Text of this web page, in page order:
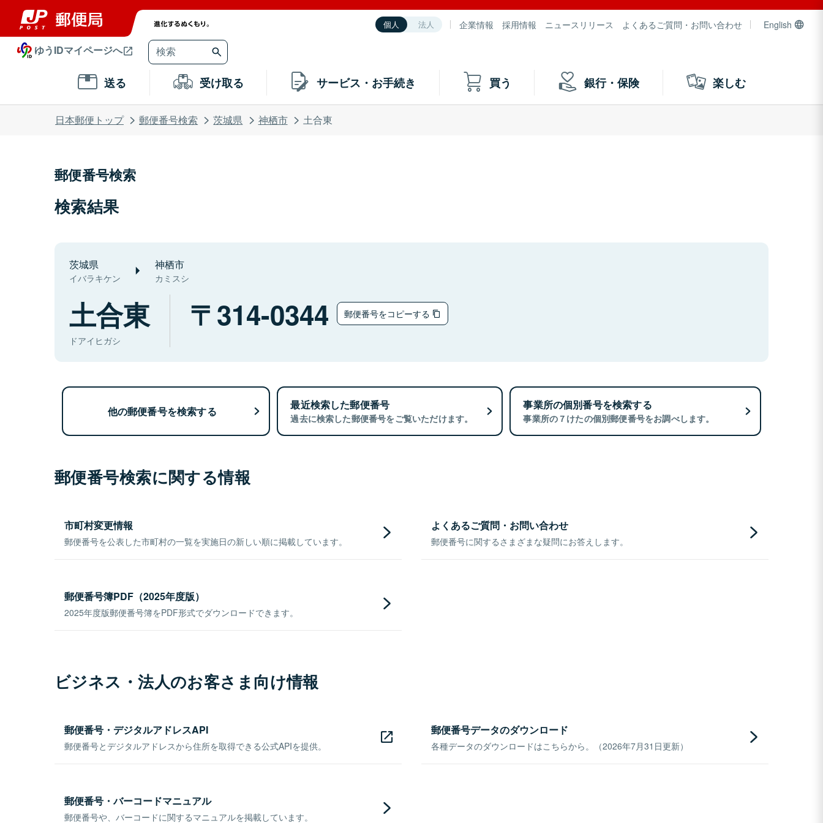
個人 法人 企業情報 採用情報 ニュースリリース よくあるご質問・お問い合わせ English
ゆうIDマイページへ
送る 受け取る サービス・お手続き 買う 銀行・保険 楽しむ
日本郵便トップ 郵便番号検索 茨城県 神栖市 土合東
郵便番号検索
検索結果
茨城県
イバラキケン
神栖市
カミスシ
土合東
ドアイヒガシ
314-0344 郵便番号をコピーする
他の郵便番号を検索する 最近検索した郵便番号
過去に検索した郵便番号をご覧いただけます。
事業所の個別番号を検索する
事業所の７けたの個別郵便番号をお調べします。
郵便番号検索に関する情報
市町村変更情報
郵便番号を公表した市町村の一覧を実施日の新しい順に掲載しています。
よくあるご質問・お問い合わせ
郵便番号に関するさまざまな疑問にお答えします。
郵便番号簿PDF（2025年度版）
2025年度版郵便番号簿をPDF形式でダウンロードできます。
ビジネス・法人のお客さま向け情報
郵便番号・デジタルアドレスAPI
郵便番号とデジタルアドレスから住所を取得できる公式APIを提供。
郵便番号データのダウンロード
各種データのダウンロードはこちらから。（2026年7月31日更新）
郵便番号・バーコードマニュアル
郵便番号や、バーコードに関するマニュアルを掲載しています。